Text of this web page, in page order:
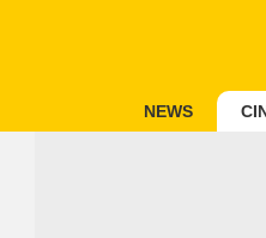
NEWS